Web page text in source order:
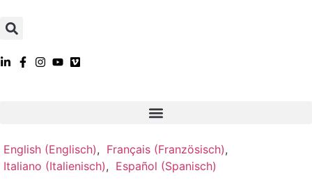
English(Englisch) Français(Französisch)
Italiano (Italienisch) Español (Spanisch)